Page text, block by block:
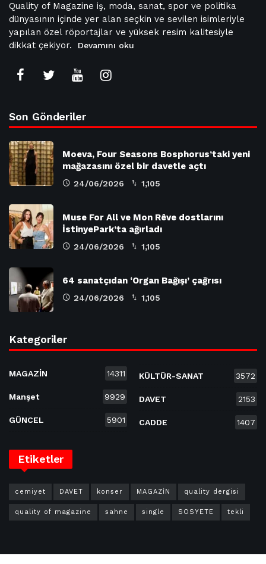
Quality of Magazine iş, moda, sanat, spor ve politika
dünyasının içinde yer alan seçkin ve sevilen isimleriyle
yapılan özel röportajlar ve yüksek resim kalitesiyle
dikkat çekiyor.
Devamını oku
Son Gönderiler
Moeva, Four Seasons Bosphorus’taki yeni
mağazasını özel bir davetle açtı
24/06/2026 1,105
Muse For All ve Mon Rêve dostlarını
İstinyePark’ta ağırladı
24/06/2026 1,105
64 sanatçıdan ‘Organ Bağışı’ çağrısı
24/06/2026 1,105
Kategoriler
MAGAZİN 14311
Manşet 9929
GÜNCEL 5901
KÜLTÜR-SANAT 3572
DAVET 2153
CADDE 1407
Etiketler
cemiyet DAVET konser MAGAZİN quality dergisi
quality of magazine sahne single SOSYETE tekli